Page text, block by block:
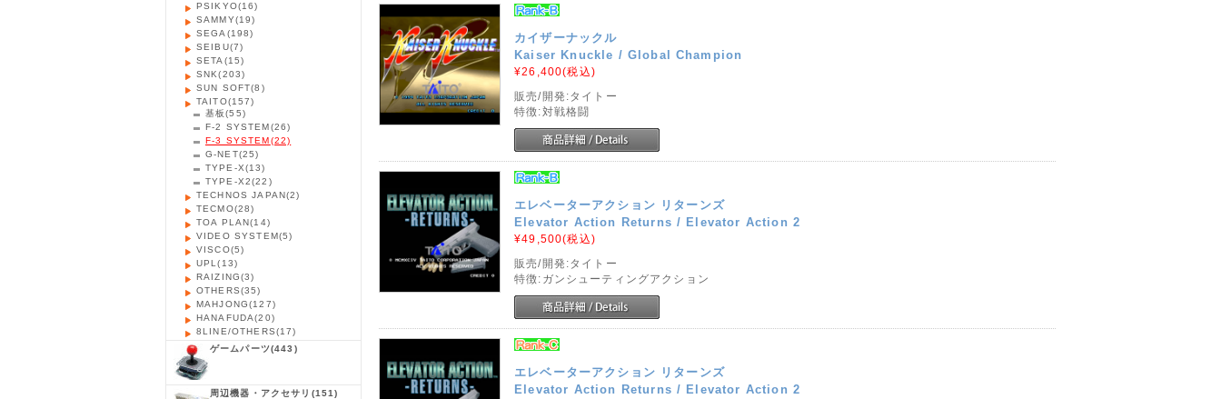
PSIKYO(16)
SAMMY(19)
SEGA (198)
SEIBU(7)
SETA (15)
SNK(203)
SUN SOFT(8)
TAITO(157)
基板(55)
F-2 SYSTEM(26)
F-3 SYSTEM(22)
G-NET(25)
TYPE-X(13)
TYPE-X2(22)
TECHNOS JAPAN(2)
TECMO(28)
TOA PLAN(14)
VIDEO SYSTEM(5)
VISCO(5)
UPL(13)
RAIZING(3)
OTHERS(35)
MAHJONG(127)
HANAFUDA(20)
8LINE/OTHERS(17)
ゲームパーツ(443)
周辺機器・アクセサリ (151)
カイザーナックル
Kaiser Knuckle / Global Champion
¥26,400(税込)
販売/開発:タイトー
特徴:対戦格闘
エレベーターアクション リターンズ
Elevator Action Returns / Elevator Action 2
¥49,500(税込)
販売/開発:タイトー
特徴:ガンシューティングアクション
エレベーターアクション リターンズ
Elevator Action Returns / Elevator Action 2